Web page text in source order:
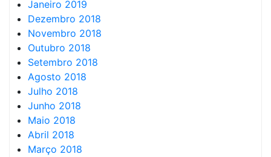
Janeiro 2019
Dezembro 2018
Novembro 2018
Outubro 2018
Setembro 2018
Agosto 2018
Julho 2018
Junho 2018
Maio 2018
Abril 2018
Março 2018